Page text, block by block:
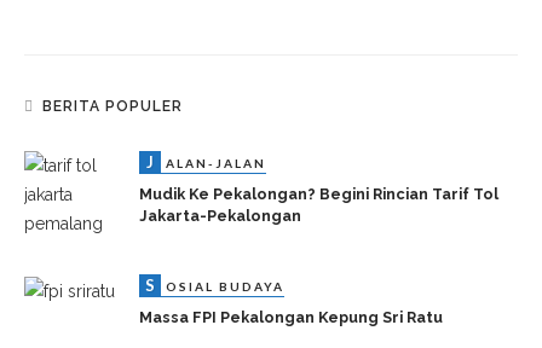
BERITA POPULER
J ALAN-JALAN
Mudik Ke Pekalongan? Begini Rincian Tarif Tol
Jakarta-Pekalongan
S OSIAL BUDAYA
Massa FPI Pekalongan Kepung Sri Ratu